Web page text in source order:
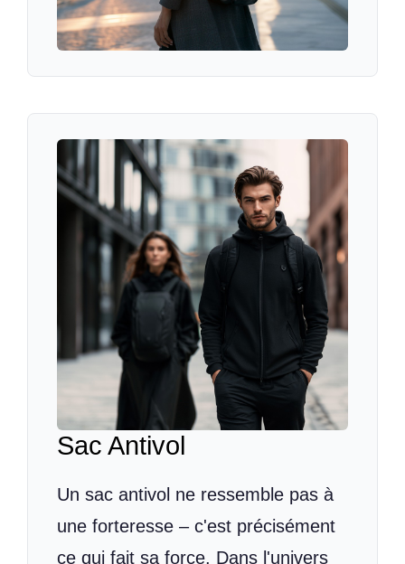
Sac Antivol
Un sac antivol ne ressemble pas à
une forteresse – c'est précisément
ce qui fait sa force. Dans l'univers